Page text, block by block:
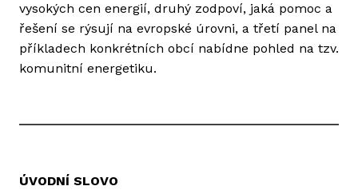
vysokých cen energií, druhý zodpoví, jaká pomoc a
řešení se rýsují na evropské úrovni, a třetí panel na
příkladech konkrétních obcí nabídne pohled na tzv.
komunitní energetiku.
ÚVODNÍ SLOVO